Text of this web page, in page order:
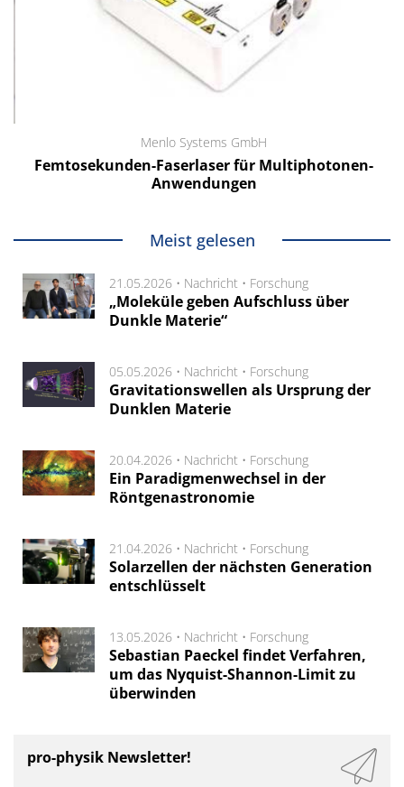
Menlo Systems GmbH
Femtosekunden-Faserlaser für Multiphotonen-
Anwendungen
Meist gelesen
21.05.2026 • Nachricht • Forschung
„Moleküle geben Aufschluss über
Dunkle Materie“
05.05.2026 • Nachricht • Forschung
Gravitationswellen als Ursprung der
Dunklen Materie
20.04.2026 • Nachricht • Forschung
Ein Paradigmenwechsel in der
Röntgenastronomie
21.04.2026 • Nachricht • Forschung
Solarzellen der nächsten Generation
entschlüsselt
13.05.2026 • Nachricht • Forschung
Sebastian Paeckel findet Verfahren,
um das Nyquist-Shannon-Limit zu
überwinden
pro-physik Newsletter!